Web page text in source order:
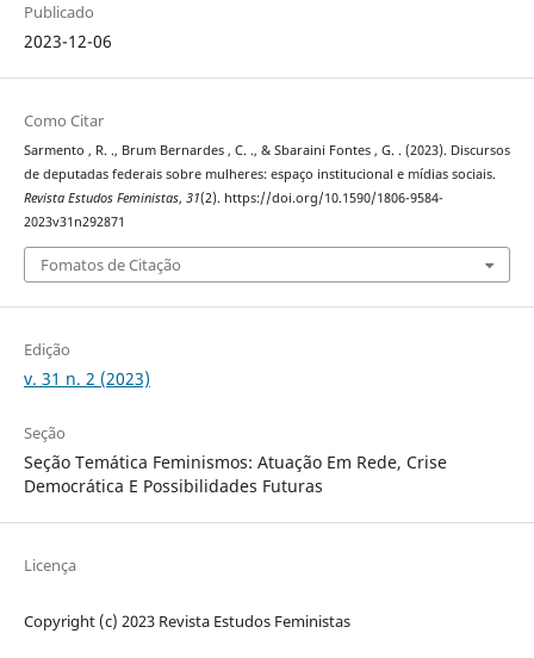
Publicado
2023-12-06
Como Citar
Sarmento , R. ., Brum Bernardes , C. ., & Sbaraini Fontes , G. . (2023). Discursos
de deputadas federais sobre mulheres: espaço institucional e mídias sociais.
Revista Estudos Feministas, 31(2). https://doi.org/10.1590/1806-9584-
2023v31n292871
Fomatos de Citação
Edição
v. 31 n. 2 (2023)
Seção
Seção Temática Feminismos: Atuação Em Rede, Crise
Democrática E Possibilidades Futuras
Licença
Copyright (c) 2023 Revista Estudos Feministas